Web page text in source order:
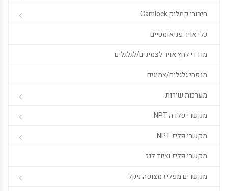
חיבורי קמלוק Camlock
כלי אויר פניאומטיים
מודדי לחץ אויר לצמיגים/לגלגלים
מנפחי גלגלים/צמיגים
מערכות שירות
מקשרי פלדה NPT
מקשרי פליז NPT
מקשרי פליז וציוד לגז
מקשרים מפליז מצופה ניקל